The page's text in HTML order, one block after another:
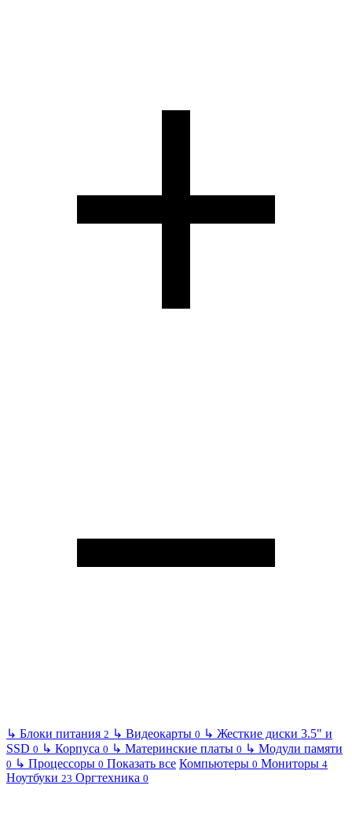
↳ Блоки питания 2 ↳ Видеокарты 0 ↳ Жесткие диски 3.5" и
SSD 0 ↳ Корпуса 0 ↳ Материнские платы 0 ↳ Модули памяти
0 ↳ Процессоры 0 Показать все Компьютеры 0 Мониторы 4
Ноутбуки 23 Оргтехника 0